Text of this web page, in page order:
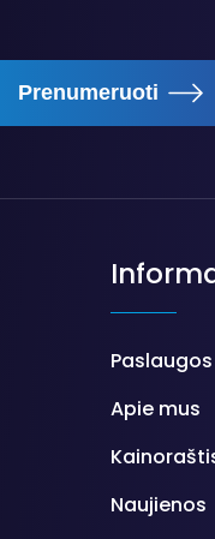
Prenumeruoti
Paslaugos
Apie mus
Naujienos